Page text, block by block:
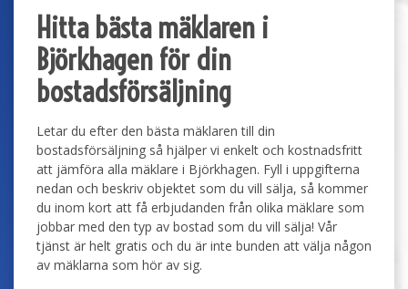
Hitta bästa mäklaren i
Björkhagen för din
bostadsförsäljning
Letar du efter den bästa mäklaren till din
bostadsförsäljning så hjälper vi enkelt och kostnadsfritt
att jämföra alla mäklare i Björkhagen. Fyll i uppgifterna
nedan och beskriv objektet som du vill sälja, så kommer
du inom kort att få erbjudanden från olika mäklare som
jobbar med den typ av bostad som du vill sälja! Vår
tjänst är helt gratis och du är inte bunden att välja någon
av mäklarna som hör av sig.